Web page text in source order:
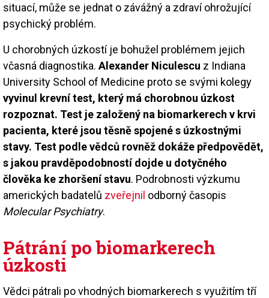
situací, může se jednat o závážný a zdraví ohrožující
psychický problém.
U chorobných úzkostí je bohužel problémem jejich
včasná diagnostika. Alexander Niculescu z Indiana
University School of Medicine proto se svými kolegy
vyvinul krevní test, který má chorobnou úzkost
rozpoznat. Test je založený na biomarkerech v krvi
pacienta, které jsou těsně spojené s úzkostnými
stavy. Test podle vědců rovněž dokáže předpovědět,
s jakou pravděpodobností dojde u dotyčného
člověka ke zhoršení stavu. Podrobnosti výzkumu
amerických badatelů zveřejnil odborný časopis
Molecular Psychiatry.
Pátrání po biomarkerech
úzkosti
Vědci pátrali po vhodných biomarkerech s využitím tří